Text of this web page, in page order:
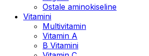
Ostale aminokiseline
Vitamini
Multivitamin
Vitamin A
B Vitamini